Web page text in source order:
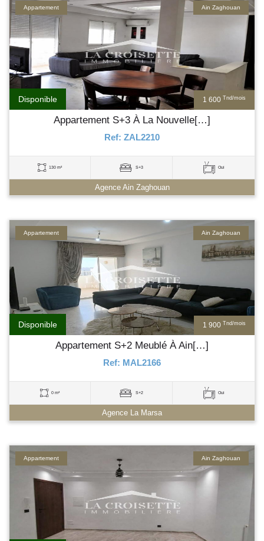
1 600 Tnd/mois
Disponible
Ain Zaghouan
Appartement
Appartement S+3 À La Nouvelle[…]
Ref: ZAL2210
130 m² S+3 Oui
Agence Ain Zaghouan
1 900 Tnd/mois
Disponible
Ain Zaghouan
Appartement
Appartement S+2 Meublé À Ain[…]
Ref: MAL2166
0 m² S+2 Oui
Agence La Marsa
Ain Zaghouan
Appartement